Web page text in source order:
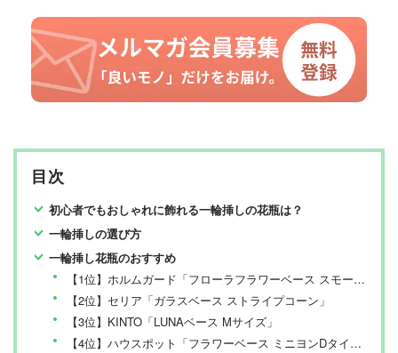
目次
初心者でもおしゃれに飾れる一輪挿しの花瓶は？
一輪挿しの選び方
一輪挿し花瓶のおすすめ
【1位】ホルムガード「フローラフラワーベース スモーク ショート」
【2位】セリア「ガラスベース ストライプコーン」
【3位】KINTO「LUNAベース Mサイズ」
【4位】ハウスポット「フラワーベース ミニヨンDタイプ」